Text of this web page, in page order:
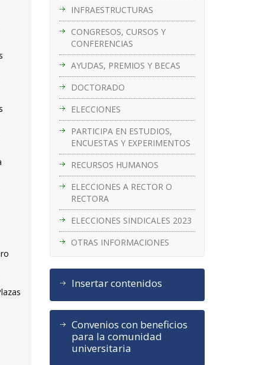
INFRAESTRUCTURAS
CONGRESOS, CURSOS Y
CONFERENCIAS
AYUDAS, PREMIOS Y BECAS
DOCTORADO
ELECCIONES
PARTICIPA EN ESTUDIOS,
ENCUESTAS Y EXPERIMENTOS
RECURSOS HUMANOS
ELECCIONES A RECTOR O
RECTORA
ELECCIONES SINDICALES 2023
OTRAS INFORMACIONES
Insertar contenidos
Convenios con beneficios
para la comunidad
universitaria